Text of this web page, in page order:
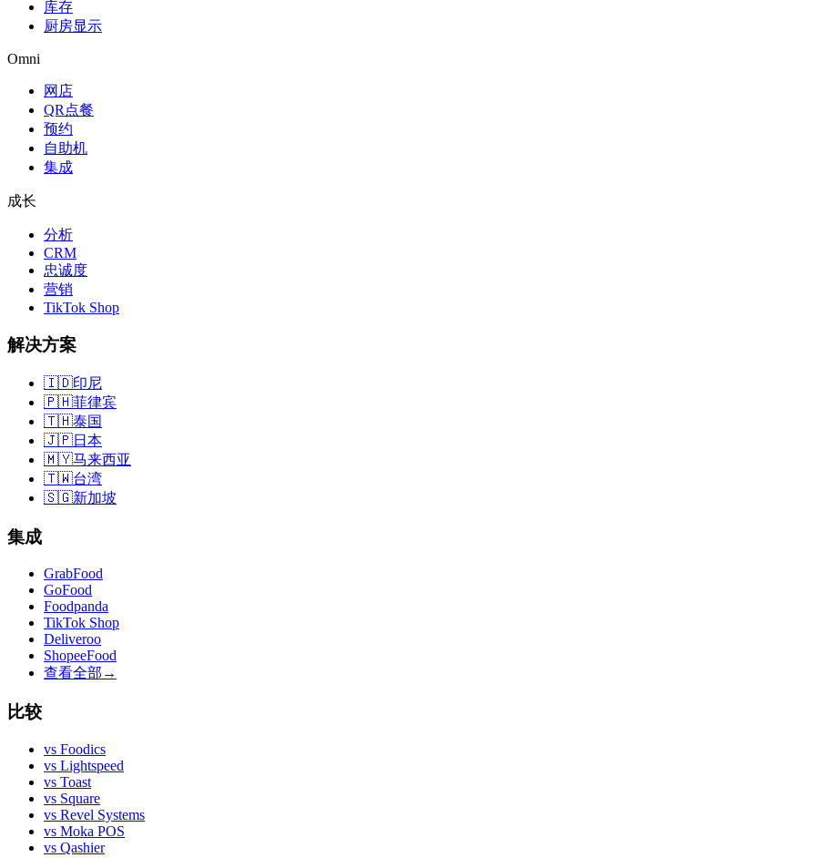
库存
厨房显示
Omni
网店
QR点餐
预约
自助机
集成
成长
分析
CRM
忠诚度
营销
TikTok Shop
解决方案
🇮🇩印尼
🇵🇭菲律宾
🇹🇭泰国
🇯🇵日本
🇲🇾马来西亚
🇹🇼台湾
🇸🇬新加坡
集成
GrabFood
GoFood
Foodpanda
TikTok Shop
Deliveroo
ShopeeFood
查看全部 →
比较
vs Foodics
vs Lightspeed
vs Toast
vs Square
vs Revel Systems
vs Moka POS
vs Qashier